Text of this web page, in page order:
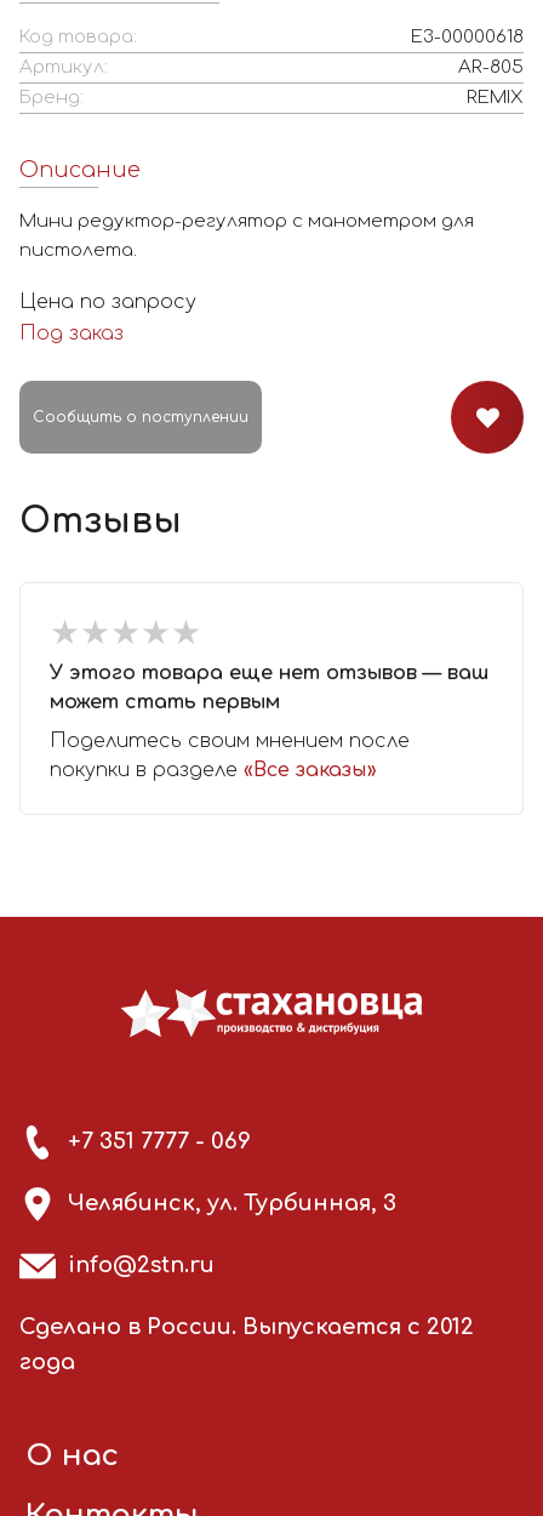
Код товара:
Е3-00000618
Артикул:
AR-805
Бренд:
REMIX
Описание
Мини редуктор-регулятор с манометром для
пистолета.
Цена по запросу
Под заказ
Сообщить о поступлении
Отзывы
★★★★★
★★★★★
У этого товара еще нет отзывов — ваш
может стать первым
Поделитесь своим мнением после
покупки в разделе «Все заказы»
+7 351 7777 - 069
Челябинск, ул. Турбинная, 3
info@2stn.ru
Сделано в России. Выпускается с 2012
года
О нас